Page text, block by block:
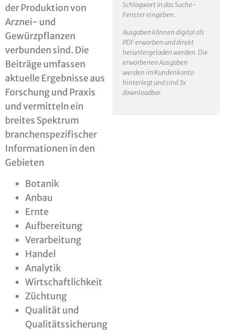
der Produktion von
Arznei- und
Gewürzpflanzen
verbunden sind. Die
Beiträge umfassen
aktuelle Ergebnisse aus
Forschung und Praxis
und vermitteln ein
breites Spektrum
branchenspezifischer
Informationen in den
Gebieten
Botanik
Anbau
Ernte
Aufbereitung
Verarbeitung
Handel
Analytik
Wirtschaftlichkeit
Züchtung
Qualität und
Qualitätssicherung
Schlagwort in das Suche-
Fenster eingeben.
Ausgaben können digital als
PDF erworben und direkt
heruntergeladen werden. Die
erworbenen Ausgaben
werden im Kundenkonto
hinterlegt und sind 3x
downloadbar.